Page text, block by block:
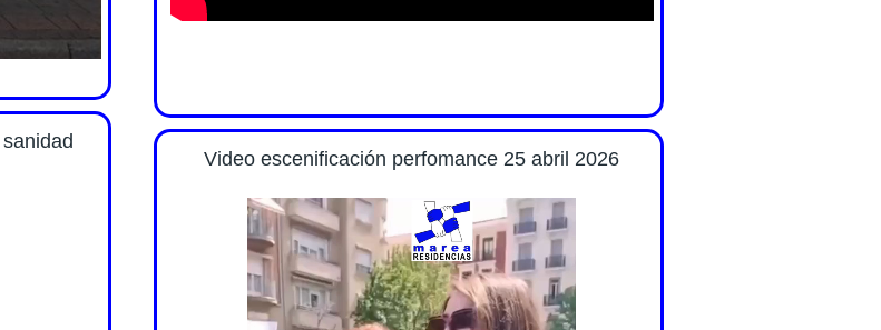
Video escenificación perfomance 25 abril 2026